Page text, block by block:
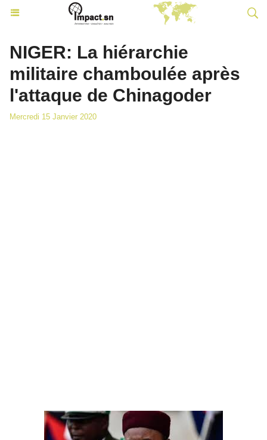
NIGER: La hiérarchie
militaire chamboulée après
l'attaque de Chinagoder
Mercredi 15 Janvier 2020